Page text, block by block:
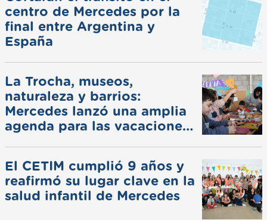
centro de Mercedes por la
final entre Argentina y
España
La Trocha, museos,
naturaleza y barrios:
Mercedes lanzó una amplia
agenda para las vacaciones
El CETIM cumplió 9 años y
reafirmó su lugar clave en la
salud infantil de Mercedes